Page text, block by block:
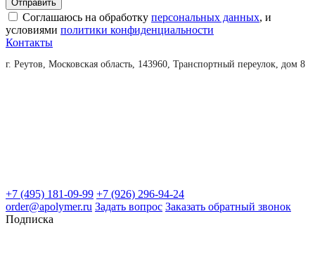
Соглашаюсь на обработку персональных данных, и
условиями политики конфиденциальности
Контакты
г. Реутов, Московская область, 143960, Транспортный переулок, дом 8
+7 (495) 181-09-99 +7 (926) 296-94-24
order@apolymer.ru Задать вопрос Заказать обратный звонок
Подписка